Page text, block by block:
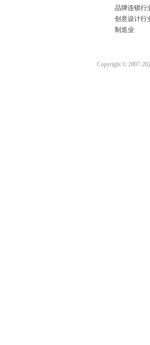
品牌连锁行
创意设计行
制造业
Copyright © 2007-